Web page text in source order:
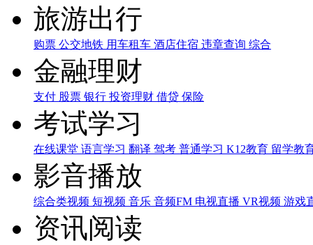
旅游出行
购票 公交地铁 用车租车 酒店住宿 违章查询 综合
金融理财
支付 股票 银行 投资理财 借贷 保险
考试学习
在线课堂 语言学习 翻译 驾考 普通学习 K12教育 留学教
影音播放
综合类视频 短视频 音乐 音频FM 电视直播 VR视频 游戏
资讯阅读